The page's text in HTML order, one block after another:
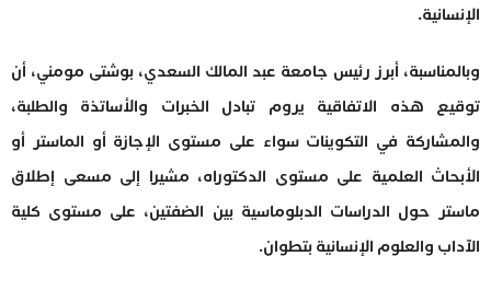
الإنسانية.
وبالمناسبة، أبرز رئيس جامعة عبد المالك السعدي، بوشتى مومني، أن
توقيع هذه الاتفاقية يروم تبادل الخبرات والأساتذة والطلبة،
والمشاركة في التكوينات سواء على مستوى الإجازة أو الماستر أو
الأبحاث العلمية على مستوى الدكتوراه، مشيرا إلى مسعى إطلاق
ماستر حول الدراسات الدبلوماسية بين الضفتين، على مستوى كلية
الآداب والعلوم الإنسانية بتطوان.